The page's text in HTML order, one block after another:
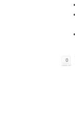
0